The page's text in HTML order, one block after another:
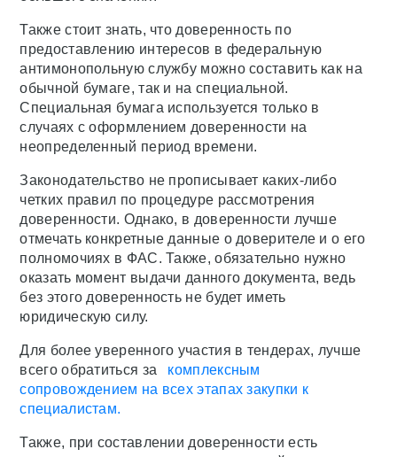
Также стоит знать, что доверенность по
предоставлению интересов в федеральную
антимонопольную службу можно составить как на
обычной бумаге, так и на специальной.
Специальная бумага используется только в
случаях с оформлением доверенности на
неопределенный период времени.
Законодательство не прописывает каких-либо
четких правил по процедуре рассмотрения
доверенности. Однако, в доверенности лучше
отмечать конкретные данные о доверителе и о его
полномочиях в ФАС. Также, обязательно нужно
оказать момент выдачи данного документа, ведь
без этого доверенность не будет иметь
юридическую силу.
Для более уверенного участия в тендерах, лучше
всего обратиться за
комплексным
сопровождением на всех этапах закупки к
специалистам.
Также, при составлении доверенности есть